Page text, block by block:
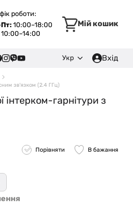
роботи:
10:00–18:00
10:00–14:00
Мій кошик
Укр Вхід
зв'язком (2.4 ГГц)
інтерком-гарнітури з
Порівняти В бажання